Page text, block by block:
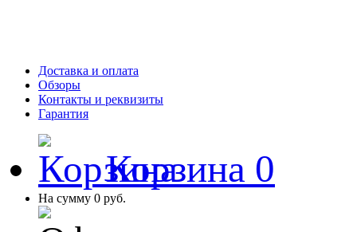
Доставка и оплата
Обзоры
Контакты и реквизиты
Гарантия
Корзина 0
На сумму 0 руб.